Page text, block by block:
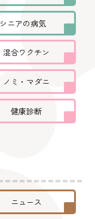
シニアの病気
混合ワクチン
ノミ・マダニ
健康診断
ニュース